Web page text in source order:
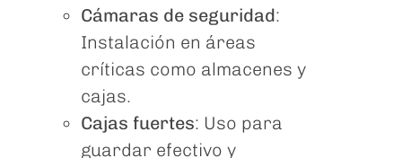
Cámaras de seguridad:
Instalación en áreas
críticas como almacenes y
cajas.
Cajas fuertes: Uso para
guardar efectivo y